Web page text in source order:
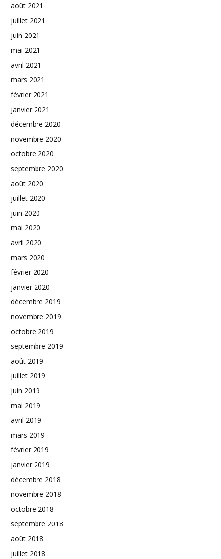
août 2021
juillet 2021
juin 2021
mai 2021
avril 2021
mars 2021
février 2021
janvier 2021
décembre 2020
novembre 2020
octobre 2020
septembre 2020
août 2020
juillet 2020
juin 2020
mai 2020
avril 2020
mars 2020
février 2020
janvier 2020
décembre 2019
novembre 2019
octobre 2019
septembre 2019
août 2019
juillet 2019
juin 2019
mai 2019
avril 2019
mars 2019
février 2019
janvier 2019
décembre 2018
novembre 2018
octobre 2018
septembre 2018
août 2018
juillet 2018